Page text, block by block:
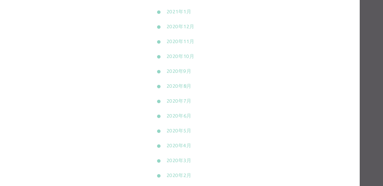
2021年1月
2020年12月
2020年11月
2020年10月
2020年9月
2020年8月
2020年7月
2020年6月
2020年5月
2020年4月
2020年3月
2020年2月